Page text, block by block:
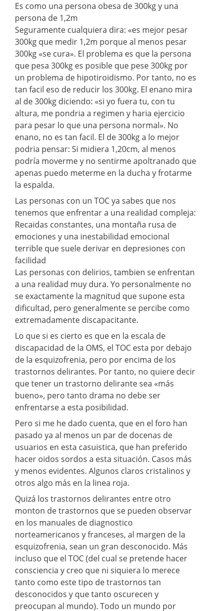
Es como una persona obesa de 300kg y una
persona de 1,2m
Seguramente cualquiera dira: «es mejor pesar
300kg que medir 1,2m porque al menos pesar
300kg «se cura». El problema es que la persona
que pesa 300kg es posible que pese 300kg por
un problema de hipotiroidismo. Por tanto, no es
tan facil eso de reducir los 300kg. El enano mira
al de 300kg diciendo: «si yo fuera tu, con tu
altura, me pondria a regimen y haria ejercicio
para pesar lo que una persona normal». No
enano, no es tan facil. El de 300kg a lo mejor
podria pensar: Si midiera 1,20cm, al menos
podría moverme y no sentirme apoltranado que
apenas puedo meterme en la ducha y frotarme
la espalda.
Las personas con un TOC ya sabes que nos
tenemos que enfrentar a una realidad compleja:
Recaidas constantes, una montaña rusa de
emociones y una inestabilidad emocional
terrible que suele derivar en depresiones con
facilidad
Las personas con delirios, tambien se enfrentan
a una realidad muy dura. Yo personalmente no
se exactamente la magnitud que supone esta
dificultad, pero generalmente se percibe como
extremadamente discapacitante.
Lo que si es cierto es que en la escala de
discapacidad de la OMS, el TOC esta por debajo
de la esquizofrenia, pero por encima de los
trastornos delirantes. Por tanto, no quiere decir
que tener un trastorno delirante sea «más
bueno», pero tanto drama no debe ser
enfrentarse a esta posibilidad.
Pero si me he dado cuenta, que en el foro han
pasado ya al menos un par de docenas de
usuarios en esta casuistica, que han preferido
hacer oidos sordos a esta situación. Casos más
y menos evidentes. Algunos claros cristalinos y
otros algo más en la linea roja.
Quizá los trastornos delirantes entre otro
monton de trastornos que se pueden observar
en los manuales de diagnostico
norteamericanos y franceses, al margen de la
esquizofrenia, sean un gran desconocido. Más
incluso que el TOC (del cual se pretende hacer
consciencia y creo que ni siquiera lo merece
tanto como este tipo de trastornos tan
desconocidos y que tanto oscurecen y
preocupan al mundo). Todo un mundo por